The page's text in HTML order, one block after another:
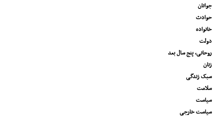
جوانان
حوادث
خانواده
دولت
روحانی، پنج سال بعد
زنان
سبک زندگی
سلامت
سیاست
سیاست خارجی